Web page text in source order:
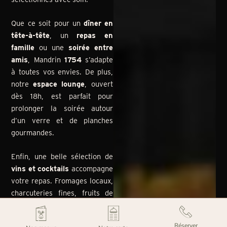
Que ce soit pour undîner en
tête-à-tête, un repas en
famille ou une soirée entre
amis, Mandrin1754 s’adapte
à toutes vos envies. De plus,
notreespace lounge, ouvert
dès 18h, est parfait pour
prolonger la soirée autour
d’un verre et de planches
gourmandes.
Enfin, une belle sélection de
vins et cocktails accompagne
votre repas. Fromages locaux,
charcuteries fines, fruits de
mer… il y en a pour tous les